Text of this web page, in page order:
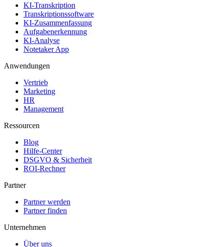
KI-Transkription
Transkriptionssoftware
KI-Zusammenfassung
Aufgabenerkennung
KI-Analyse
Notetaker App
Anwendungen
Vertrieb
Marketing
HR
Management
Ressourcen
Blog
Hilfe-Center
DSGVO & Sicherheit
ROI-Rechner
Partner
Partner werden
Partner finden
Unternehmen
Über uns